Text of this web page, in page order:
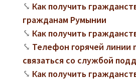
Как получить
гражданам Румынии
Как получить
Телефон горячей линии
связаться со службой
Как получить